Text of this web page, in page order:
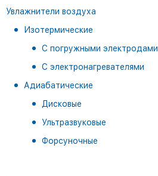
Увлажнители воздуха
Изотермические
С погружными электродами
С электронагревателями
Адиабатические
Дисковые
Ультразвуковые
Форсуночные